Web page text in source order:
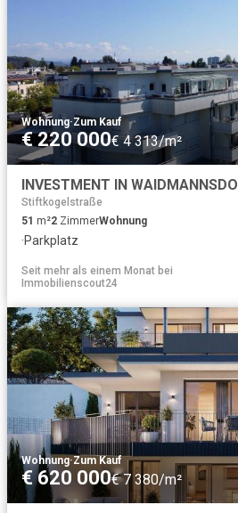
Wohnung·Zum Kauf
€ 220 000€ 4 313/m²
Stiftkogelstraße
51 m²2 ZimmerWohnung
·Parkplatz
Seit mehr als einem Monat bei
Immobilienscout24
Wohnung·Zum Kauf
€ 620 000€ 7 380/m²